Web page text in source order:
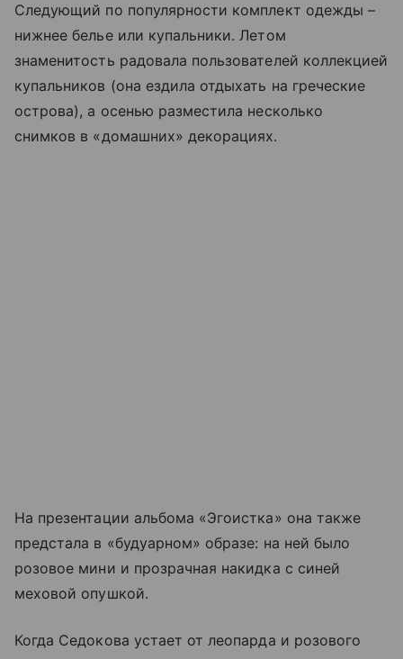
Следующий по популярности комплект одежды –
нижнее белье или купальники. Летом
знаменитость радовала пользователей коллекцией
купальников (она ездила отдыхать на греческие
острова), а осенью разместила несколько
снимков в «домашних» декорациях.
На презентации альбома «Эгоистка» она также
предстала в «будуарном» образе: на ней было
розовое мини и прозрачная накидка с синей
меховой опушкой.
Когда Седокова устает от леопарда и розового